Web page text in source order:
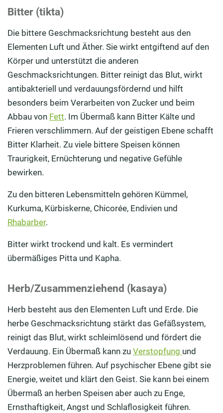
Bitter (tikta)
Die bittere Geschmacksrichtung besteht aus den
Elementen Luft und Äther. Sie wirkt entgiftend auf den
Körper und unterstützt die anderen
Geschmacksrichtungen. Bitter reinigt das Blut, wirkt
antibakteriell und verdauungsfördernd und hilft
besonders beim Verarbeiten von Zucker und beim
Abbau von Fett. Im Übermaß kann Bitter Kälte und
Frieren verschlimmern. Auf der geistigen Ebene schafft
Bitter Klarheit. Zu viele bittere Speisen können
Traurigkeit, Ernüchterung und negative Gefühle
bewirken.
Zu den bitteren Lebensmitteln gehören Kümmel,
Kurkuma, Kürbiskerne, Chicorée, Endivien und
Rhabarber.
Bitter wirkt trockend und kalt. Es vermindert
übermäßiges Pitta und Kapha.
Herb/Zusammenziehend (kasaya)
Herb besteht aus den Elementen Luft und Erde. Die
herbe Geschmacksrichtung stärkt das Gefäßsystem,
reinigt das Blut, wirkt schleimlösend und fördert die
Verdauung. Ein Übermaß kann zu Verstopfung und
Herzproblemen führen. Auf psychischer Ebene gibt sie
Energie, weitet und klärt den Geist. Sie kann bei einem
Übermaß an herben Speisen aber auch zu Enge,
Ernsthaftigkeit, Angst und Schlaflosigkeit führen.